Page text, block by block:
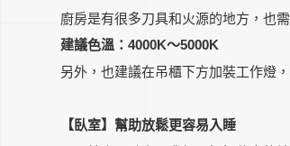
廚房是有很多刀具和火源的地方，也
建議色溫：4000K～5000K
另外，也建議在吊櫃下方加裝工作燈
【臥室】幫助放鬆更容易入睡